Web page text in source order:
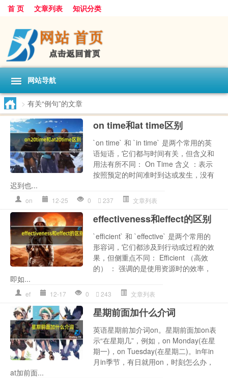
首 页 文章列表 知识分类
网站导航
> 有关“例句”的文章
on time和at time区别
`on time` 和 `in time` 是两个常用的英
语短语，它们都与时间有关，但含义和
用法有所不同： On Time 含义 ：表示
按照预定的时间准时到达或发生，没有
迟到也...
on 12-25 0 237 文章列表
effectiveness和effect的区别
`efficient` 和 `effective` 是两个常用的
形容词，它们都涉及到行动或过程的效
果，但侧重点不同： Efficient （高效
的） ： 强调的是使用资源时的效率，
即如...
ef 12-17 0 243 文章列表
星期前面加什么介词
英语星期前加介词on。星期前面加on表
示“在星期几”，例如，on Monday(在星
期一)，on Tuesday(在星期二)。in年in
月in季节，有日就用on，时刻怎么办，
at加前面...